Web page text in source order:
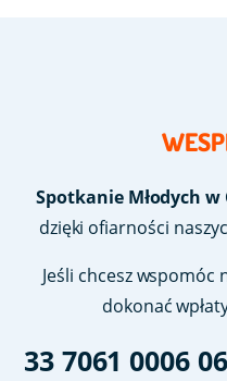
Spotkanie Młodych
dzięki ofiarności
Jeśli chcesz wspomóc
dokonać
33 7061 0006